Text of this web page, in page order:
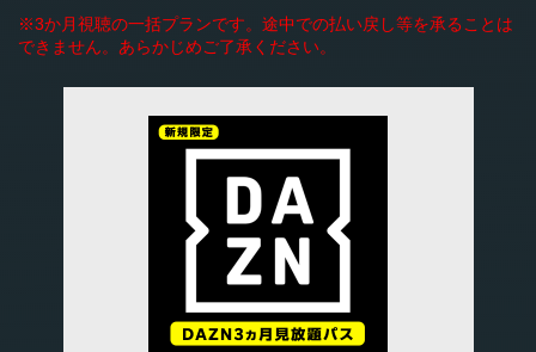
※3か月視聴の一括プランです。途中での払い戻し等を承ることは
できません。あらかじめご了承ください。